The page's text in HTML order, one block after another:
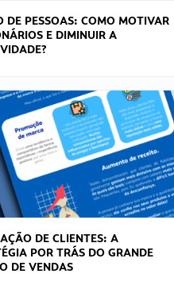
DE PESSOAS: COMO MOTIVAR
E DIMINUIR A
DE CLIENTES: A
POR TRÁS DO GRANDE
DE VENDAS